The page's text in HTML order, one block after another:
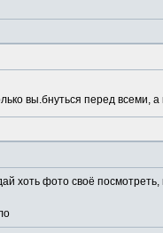
вы.бнуться перед всеми,
фото своё